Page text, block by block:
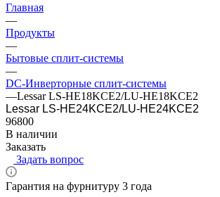
Главная
—
Продукты
—
Бытовые сплит-системы
—
DC-Инверторные сплит-системы
—Lessar LS-HE18KCE2/LU-HE18KCE2
Lessar LS-HE24KCE2/LU-HE24KCE2
96800
В наличии
Заказать
Задать вопрос
Гарантия на фурнитуру 3 года